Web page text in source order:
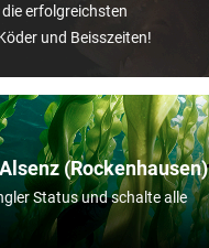
(Rockenhausen)
Status und schalte alle
erfolgreichsten
und Beisszeiten!